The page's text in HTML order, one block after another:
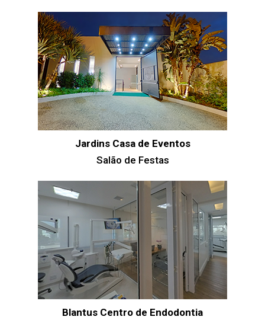
Jardins Casa de Eventos
Salão de Festas
Blantus Centro de Endodontia